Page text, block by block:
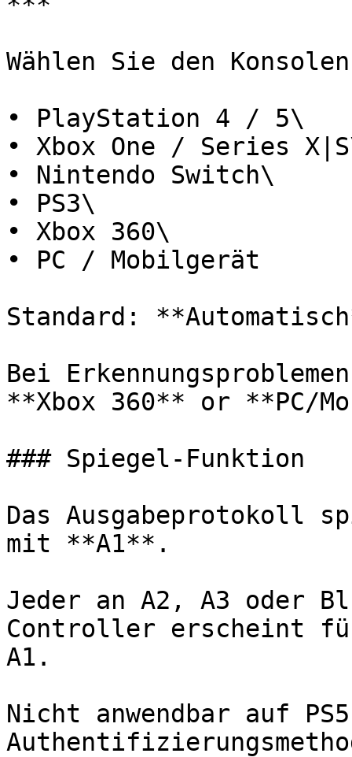
Wählen Sie den
• PlayStation 4 / 5\
• Xbox One / Series
• Nintendo Switch\
• PS3\
• Xbox 360\
• PC / Mobilgerät
Standard:
Bei
**Xbox 360** or **PC/
### Spiegel-Funktion
Das Ausgabeprotokoll
mit **A1**.
Jeder an A2, A3 oder
Controller erscheint
A1.
Nicht anwendbar auf